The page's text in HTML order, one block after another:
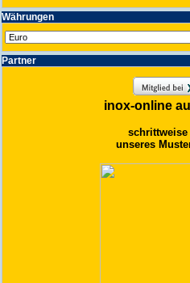
Wäh­run­gen
Partner
inox-online
schrittweise
unseres